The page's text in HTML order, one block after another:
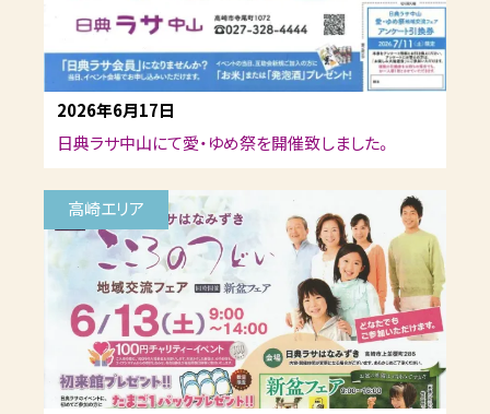
2026年6月17日
日典ラサ中山にて愛・ゆめ祭を開催致しました。
高崎エリア